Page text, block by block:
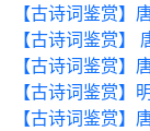
【古诗词鉴赏】
【古诗词鉴赏】
【古诗词鉴赏
【古诗词鉴赏】
【古诗词鉴赏